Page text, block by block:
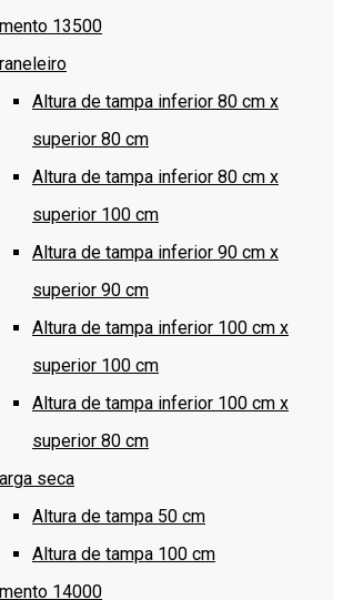
13500
Altura de tampa inferior 80 cm x
superior 80 cm
Altura de tampa inferior 80 cm x
superior 100 cm
Altura de tampa inferior 90 cm x
superior 90 cm
Altura de tampa inferior 100 cm x
superior 100 cm
Altura de tampa inferior 100 cm x
superior 80 cm
seca
Altura de tampa 50 cm
Altura de tampa 100 cm
14000